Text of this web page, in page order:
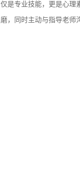
仅是专业技能，更是心理
磨，同时主动与指导老师